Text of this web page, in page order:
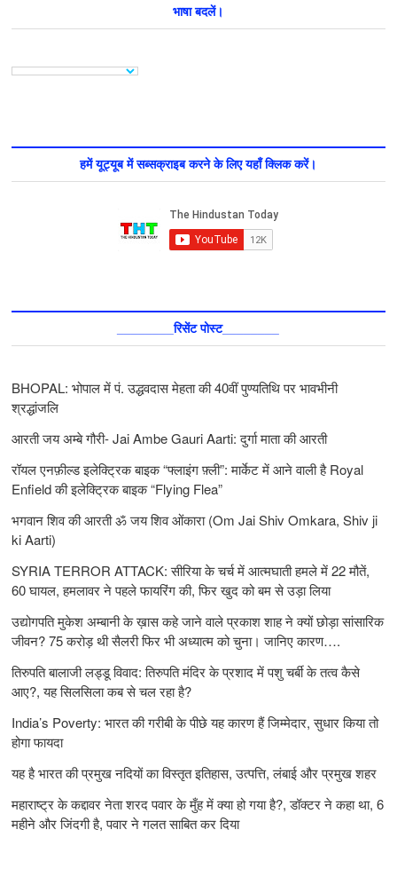
भाषा बदलें।
हमें यूट्यूब में सब्सक्राइब करने के लिए यहाँ क्लिक करें।
________रिसेंट पोस्ट________
BHOPAL: भोपाल में पं. उद्धवदास मेहता की 40वीं पुण्यतिथि पर भावभीनी
श्रद्धांजलि
आरती जय अम्बे गौरी- Jai Ambe Gauri Aarti: दुर्गा माता की आरती
रॉयल एनफ़ील्ड इलेक्ट्रिक बाइक “फ्लाइंग फ़्ली”: मार्केट में आने वाली है Royal
Enfield की इलेक्ट्रिक बाइक “Flying Flea”
भगवान शिव की आरती ॐ जय शिव ओंकारा (Om Jai Shiv Omkara, Shiv ji
ki Aarti)
SYRIA TERROR ATTACK: सीरिया के चर्च में आत्मघाती हमले में 22 मौतें,
60 घायल, हमलावर ने पहले फायरिंग की, फिर खुद को बम से उड़ा लिया
उद्योगपति मुकेश अम्बानी के ख़ास कहे जाने वाले प्रकाश शाह ने क्यों छोड़ा सांसारिक
जीवन? 75 करोड़ थी सैलरी फिर भी अध्यात्म को चुना। जानिए कारण….
तिरुपति बालाजी लड्डू विवाद: तिरुपति मंदिर के प्रशाद में पशु चर्बी के तत्‍व कैसे
आए?, यह सिलसिला कब से चल रहा है?
India’s Poverty: भारत की गरीबी के पीछे यह कारण हैं जिम्‍मेदार, सुधार किया तो
होगा फायदा
यह है भारत की प्रमुख नदियों का विस्तृत इतिहास, उत्पत्ति, लंबाई और प्रमुख शहर
महाराष्ट्र के कद्दावर नेता शरद पवार के मुँह में क्या हो गया है?, डॉक्टर ने कहा था, 6
महीने और जिंदगी है, पवार ने गलत साबित कर दिया